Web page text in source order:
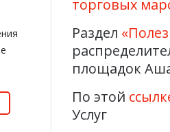
торговых
Раздел
площадок
По этой
Услуг